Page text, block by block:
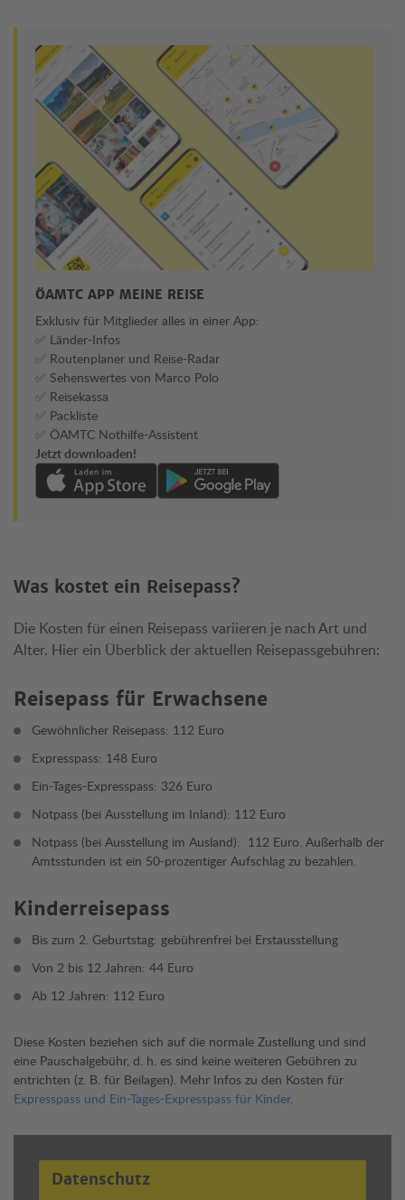
ÖAMTC APP MEINE REISE
Exklusiv für Mitglieder alles in einer App:
✅ Länder-Infos
✅ Routenplaner und Reise-Radar
✅ Sehenswertes von Marco Polo
✅ Reisekassa
✅ Packliste
✅ ÖAMTC Nothilfe-Assistent
Jetzt downloaden!
Was kostet ein Reisepass?
Die Kosten für einen Reisepass variieren je nach Art und
Alter. Hier ein Überblick der aktuellen Reisepassgebühren:
Reisepass für Erwachsene
Gewöhnlicher Reisepass: 112 Euro
Expresspass: 148 Euro
Ein-Tages-Expresspass: 326 Euro
Notpass (bei Ausstellung im Inland): 112 Euro
Notpass (bei Ausstellung im Ausland): 112 Euro. Außerhalb der
Amtsstunden ist ein 50-prozentiger Aufschlag zu bezahlen.
Kinderreisepass
Bis zum 2. Geburtstag: gebührenfrei bei Erstausstellung
Von 2 bis 12 Jahren: 44 Euro
Ab 12 Jahren: 112 Euro
Diese Kosten beziehen sich auf die normale Zustellung und sind
eine Pauschalgebühr, d. h. es sind keine weiteren Gebühren zu
entrichten (z. B. für Beilagen). Mehr Infos zu den Kosten für
Expresspass und Ein-Tages-Expresspass für Kinder.
Datenschutz